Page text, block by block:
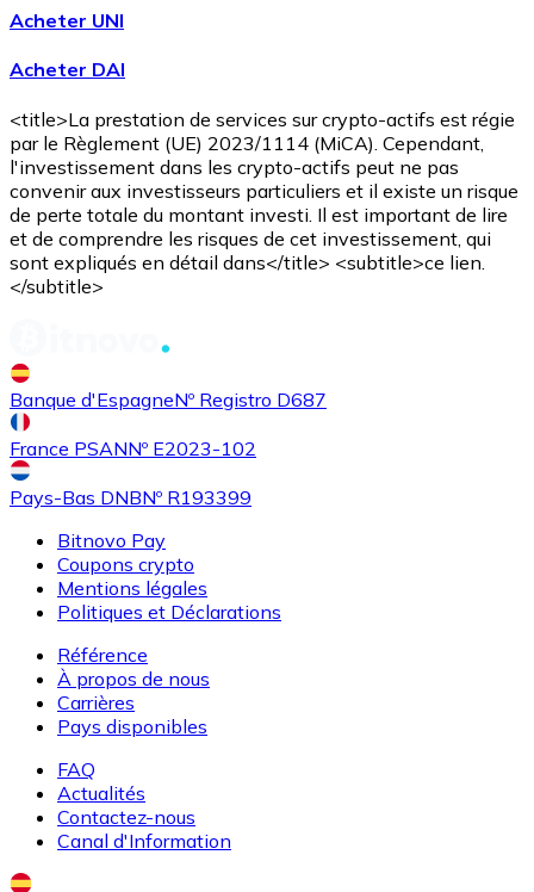
AcheterUniswap avec virement bancaire
UNI
AcheterEthereum Classic
ETC
AcheterAlgorandavec virement bancaire
ALGO
Acheter UNI
Acheter DAI
<title>La prestation de services sur crypto-actifs est régie
par le Règlement (UE) 2023/1114 (MiCA). Cependant,
l'investissement dans les crypto-actifs peut ne pas
convenir aux investisseurs particuliers et il existe un risque
de perte totale du montant investi. Il est important de lire
et de comprendre les risques de cet investissement, qui
sont expliqués en détail dans</title> <subtitle>ce lien.
</subtitle>
Banque d'EspagneNº Registro D687
France PSANNº E2023-102
Pays-Bas DNBNº R193399
Bitnovo Pay
Coupons crypto
Mentions légales
Politiques et Déclarations
Référence
À propos de nous
Carrières
Pays disponibles
FAQ
Actualités
Contactez-nous
Canal d'Information